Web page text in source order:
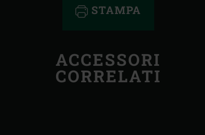
STAMPA
ACCESSORI
CORRELATI